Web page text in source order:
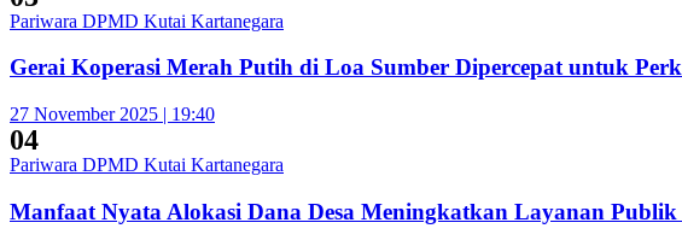
Pariwara DPMD Kutai Kartanegara
Gerai Koperasi Merah Putih di Loa Sumber Dipercepat untuk
27 November 2025 | 19:40
04
Pariwara DPMD Kutai Kartanegara
Manfaat Nyata Alokasi Dana Desa Meningkatkan Layanan